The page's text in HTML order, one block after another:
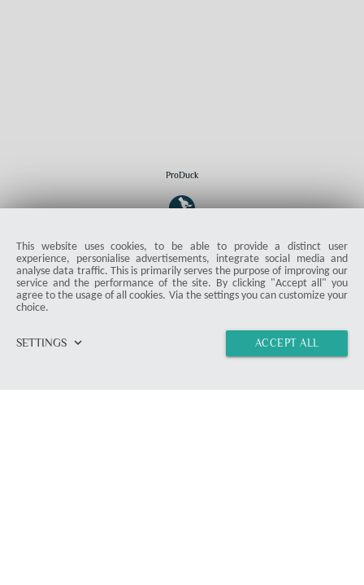
ProDuck
email Contact Form
location_on Munich
Members & Readers
This website uses cookies, to be able to provide a distinct user
experience, personialise advertisements, integrate social media and
analyse data traffic. This is primarily serves the purpose of improving our
service and the performance of the site. By clicking "Accept all" you
agree to the usage of all cookies. Via the settings you can customize your
choice.
SETTINGS keyboard_arrow_down ACCEPT ALL